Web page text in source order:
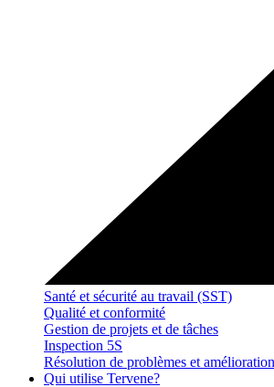
Santé et sécurité au travail (SST)
Qualité et conformité
Gestion de projets et de tâches
Inspection 5S
Résolution de problèmes et
Qui utilise Tervene?